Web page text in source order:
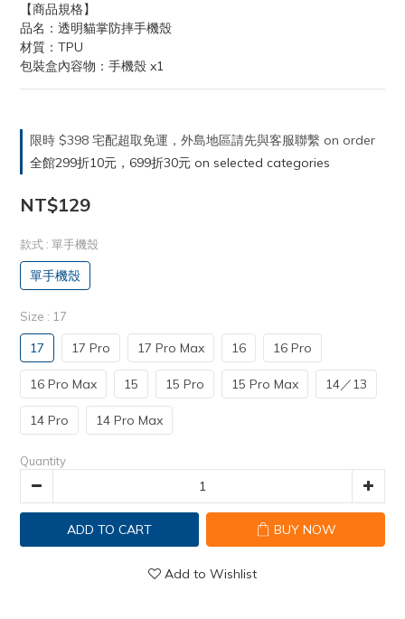
【商品規格】
品名：透明貓掌防摔手機殼
材質：TPU
包裝盒內容物：手機殼 x1
限時 $398 宅配超取免運，外島地區請先與客服聯繫 on order
全館299折10元，699折30元 on selected categories
NT$129
款式 : 單手機殼
單手機殼
Size : 17
17 17 Pro 17 Pro Max 16 16 Pro
16 Pro Max 15 15 Pro 15 Pro Max 14／13
14 Pro 14 Pro Max
Quantity
ADD TO CART BUY NOW
Add to Wishlist